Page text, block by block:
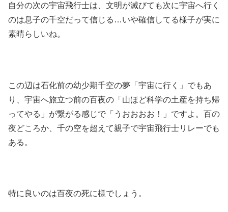
自分の次の宇宙飛行士は、文明が滅びても次に宇宙へ行く
のは息子の千空だって信じる…いや確信してる様子が実に
素晴らしいね。
この辺は石化前の幼少期千空の夢「宇宙に行く」でもあ
り、宇宙へ旅立つ前の百夜の「山ほど科学の土産を持ち帰
ってやる」が繋がる感じで「うおおおお！」ですよ。百の
夜どころか、千の空を超えて親子で宇宙飛行士リレーでも
ある。
特に良いのは百夜の死に様でしょう。